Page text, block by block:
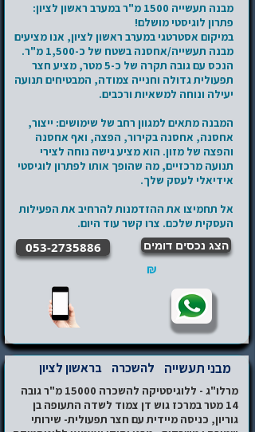
מבנה תעשייה 1500 מ"ר במערב ראשון לציון:
פתרון לוגיסטי מושלם!
במיקום אסטרטגי במערב ראשון לציון, אנו מציעים
מבנה תעשייה/אחסנה בשטח של כ-1,500 מ"ר.
הנכס עם גובה תקרה של כ-5 מטר, מציע חצר
תפעולית גדולה וחנייה צמודה, המבטיחים תנועה
יעילה ונוחה למשאיות ורכבים.
המבנה מתאים למגוון רחב של שימושים: ייצור,
אחסנה, אחסנה בקירור, הפצה, ואף אחסנה
והפצה של מזון. הוא מציע גישה נוחה לצירי
תנועה מרכזיים, מה שהופך אותו לפתרון לוגיסטי
אידיאלי לעסק שלך.
אל תחמיצו את ההזדמנות להרחיב את הפעילות
העסקית שלכם. צרו קשר עוד היום.
הצג נכסים דומים 053-2735886
₪
בראשון לציון להשכרה מבני תעשייה
מרלו"ג - ללוגיסטיקה להשכרה 15000 מ"ר גובה
14 מטר במרכז גוש דן צמוד לשדה התעופה בן
גוריון, כניסה מיידית עם חצר תפעולית- שירותי